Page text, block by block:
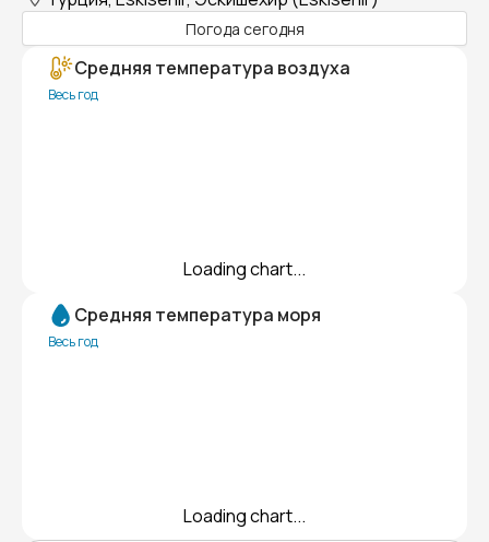
Погода сегодня
Средняя температура воздуха
Весь год
Loading chart...
Средняя температура моря
Весь год
Loading chart...